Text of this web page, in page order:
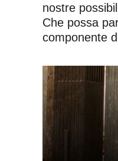
nostre
Che possa
componente